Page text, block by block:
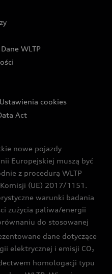
Audi
w Warszawie
Narciarskich w
Dane WLTP
Ustawienia cookies
Act
nowe pojazdy
Europejskiej muszą być
z procedurą WLTP
(UE) 2017/1151.
warunki badania
zużycia paliwa/energii
do stosowanej
dane dotyczące
elektrycznej i emisji CO2
homologacji typu